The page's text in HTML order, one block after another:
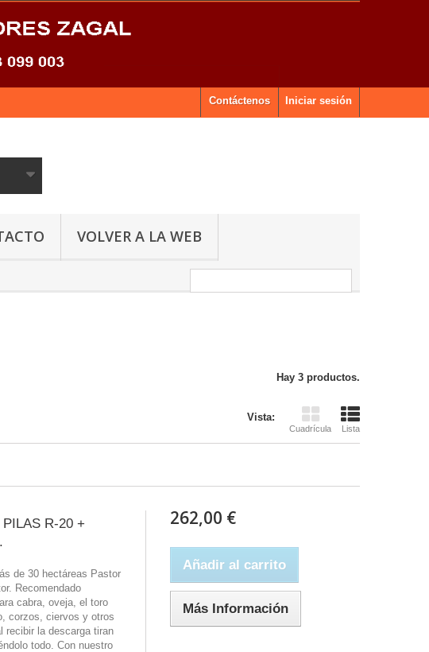
Iniciar sesión
Contáctenos
VOLVER A LA WEB
Hay 3 productos.
Vista:
Cuadrícula Lista
R-20 +
de 30 hectáreas Pastor
Recomendado
cabra, oveja, el toro
corzos, ciervos y otros
recibir la descarga tiran
todo. Con nuestro
262,00 €
Añadir al carrito
Más Información